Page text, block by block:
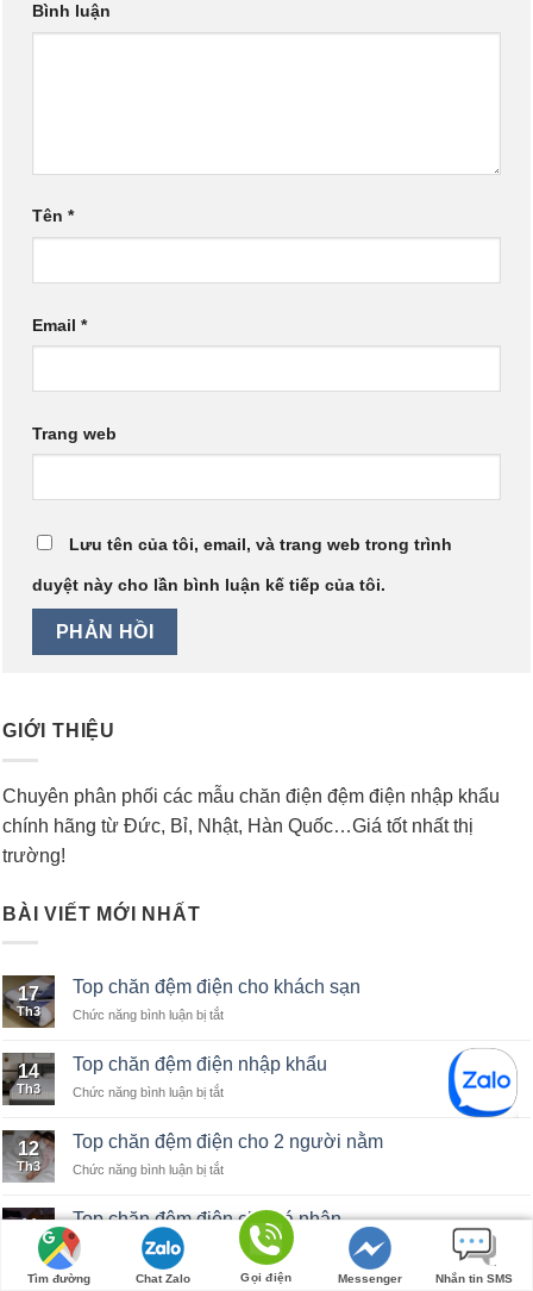
Bình luận
Tên *
Email *
Trang web
Lưu tên của tôi, email, và trang web trong trình
duyệt này cho lần bình luận kế tiếp của tôi.
GIỚI THIỆU
Chuyên phân phối các mẫu chăn điện đệm điện nhập khẩu
chính hãng từ Đức, Bỉ, Nhật, Hàn Quốc…Giá tốt nhất thị
trường!
BÀI VIẾT MỚI NHẤT
17
Th3
Top chăn đệm điện cho khách sạn
Chức năng bình luận bị tắt
chăn
khách
14
Th3
Top chăn đệm điện nhập khẩu
Chức năng bình luận bị tắt
chăn
khẩu
12
Th3
Top chăn đệm điện cho 2 người nằm
Chức năng bình luận bị tắt
chăn
đệm
điện
cho
11
Th3
Top chăn đệm điện cho cá nhân
Chức năng bình luận bị tắt
Tìm đường Chat Zalo Gọi điện Messenger Nhắn tin SMS